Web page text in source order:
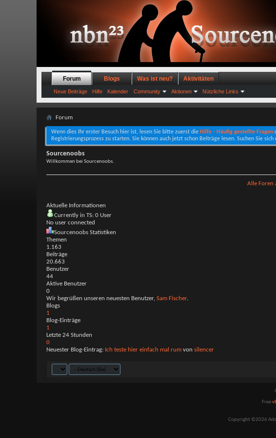
Forum
Neue Beiträge Hilfe Kalender Community Aktionen Nützliche Links
Blogs Was ist neu? Aktivitäten
Forum
Wenn dies Ihr erster Besuch hier ist, lesen Sie bitte zuerst die Hilfe - Häufig gestellte Fragen
Registrierungsprozess zu starten. Sie können auch jetzt schon Beiträge lesen. Suchen Sie
Sourcenoobs
Willkommen bei Sourcenoobs.
Alle Foren
Aktuelle Informationen
Currently in TS: 0 User
No user connected
Sourcenoobs Statistiken
Themen
1.163
Beiträge
20.663
Benutzer
44
Aktive Benutzer
0
Wir begrüßen unseren neuesten Benutzer, Sam Fischer.
Blogs
1
Blog-Einträge
1
Letzte 24 Stunden
0
Neuester Blog-Eintrag: Ich teste hier einfach mal rum von silencer
Free
Copyright ©2026